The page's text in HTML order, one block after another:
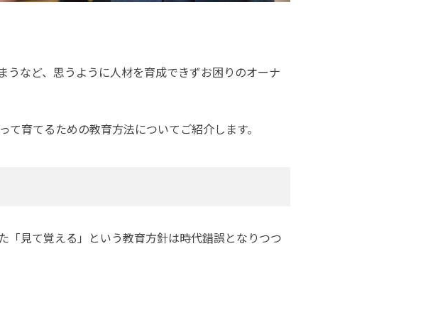
など、思うように人材を育成できずお困りのオーナ
育てるための教育方法についてご紹介します。
見て覚える」という教育方針は時代錯誤となりつつ